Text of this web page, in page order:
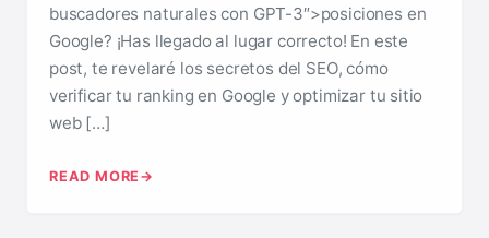
buscadores naturales con GPT-3″>posiciones en
Google? ¡Has llegado al lugar correcto! En este
post, te revelaré los secretos del SEO, cómo
verificar tu ranking en Google y optimizar tu sitio
web […]
READ MORE